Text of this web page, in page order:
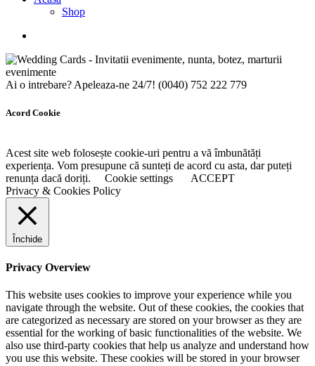
Shop
Ai o intrebare? Apeleaza-ne 24/7! (0040) 752 222 779
Acord Cookie
Acest site web folosește cookie-uri pentru a vă îmbunătăți
experiența. Vom presupune că sunteți de acord cu asta, dar puteți
renunța dacă doriți.
Cookie settings
ACCEPT
Privacy & Cookies Policy
Închide
Privacy Overview
This website uses cookies to improve your experience while you
navigate through the website. Out of these cookies, the cookies that
are categorized as necessary are stored on your browser as they are
essential for the working of basic functionalities of the website. We
also use third-party cookies that help us analyze and understand how
you use this website. These cookies will be stored in your browser